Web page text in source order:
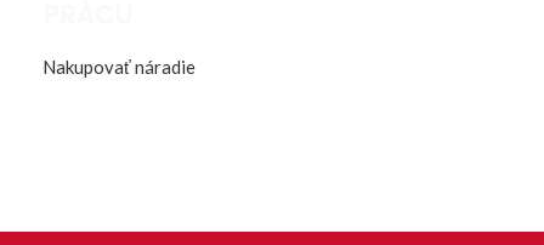
Nakupovať náradie